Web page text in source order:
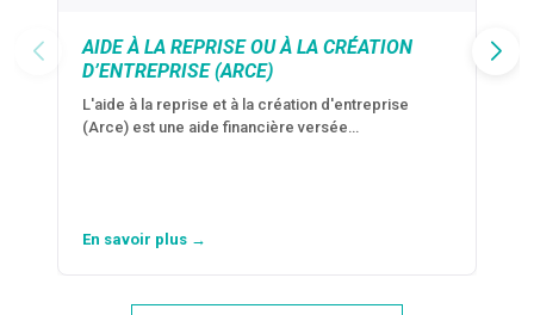
AIDE À LA REPRISE OU À LA CRÉATION
D’ENTREPRISE (ARCE)
L'aide à la reprise et à la création d'entreprise
(Arce) est une aide financière versée…
En savoir plus →